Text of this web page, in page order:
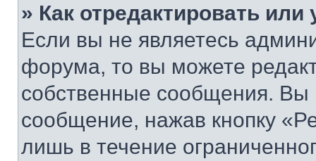
» Как отредактировать
Если вы не являетесь
форума, то вы можете
собственные сообщения. Вы
сообщение, нажав кнопку
лишь в течение